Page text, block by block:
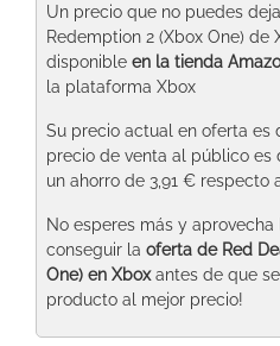
Un precio que no puedes
Redemption 2 (Xbox One) de
disponible en la tienda
la plataforma Xbox
Su precio actual en oferta es
precio de venta al público es
un ahorro de 3,91 € respecto
No esperes más y
conseguir la oferta de Red
One) en Xboxantes de que
producto al mejor precio!